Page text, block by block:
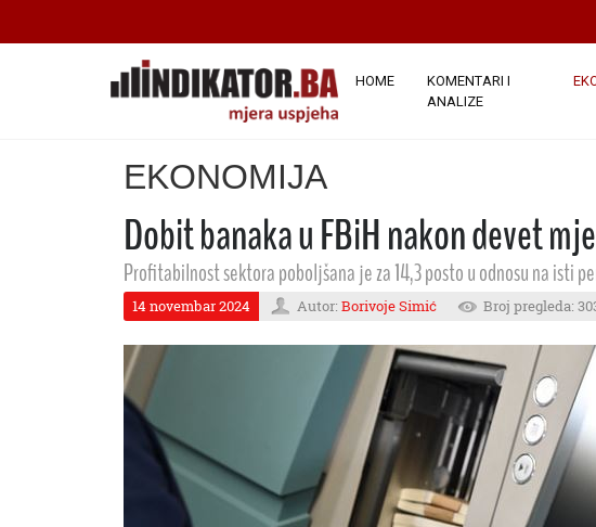
HOME
KOMENTARI I
ANALIZE
EKONOMIJA
Dobit banaka u FBiH nakon devet
Profitabilnost sektora poboljšana je za 14,3 posto u odnosu na isti
14 novembar 2024 Autor: Borivoje Simić Broj pregleda: